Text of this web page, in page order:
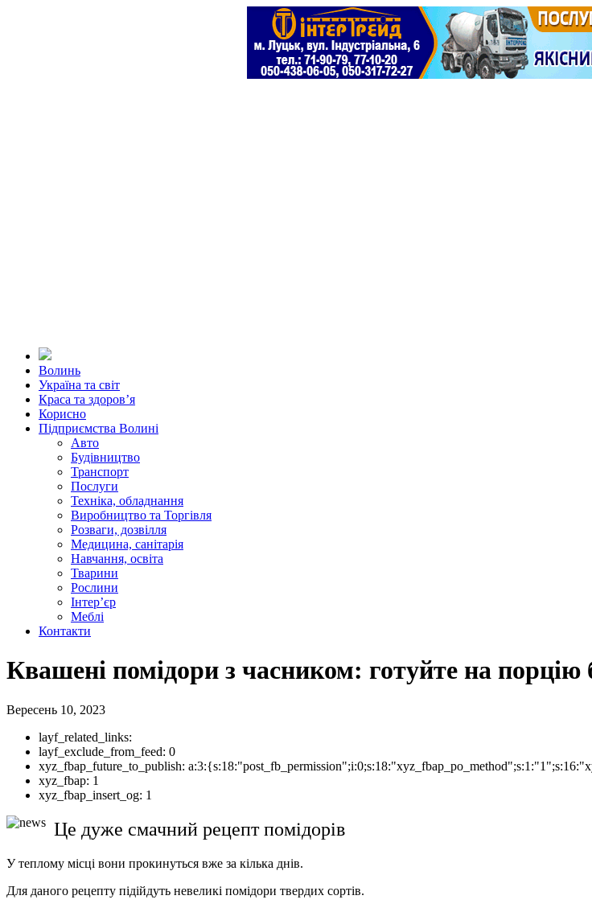
Волинь
Україна та світ
Краса та здоров’я
Корисно
Підприємства Волині
Авто
Будівництво
Транспорт
Послуги
Техніка, обладнання
Виробництво та Торгівля
Розваги, дозвілля
Медицина, санітарія
Навчання, освіта
Тварини
Рослини
Інтер’єр
Меблі
Контакти
Квашені помідори з часником: готуйте на порцію
Вересень 10, 2023
layf_related_links:
layf_exclude_from_feed: 0
xyz_fbap_future_to_publish:
xyz_fbap: 1
xyz_fbap_insert_og: 1
Це дуже смачний рецепт помідорів
У теплому місці вони прокинуться вже за кілька днів.
Для даного рецепту підійдуть невеликі помідори твердих сортів.